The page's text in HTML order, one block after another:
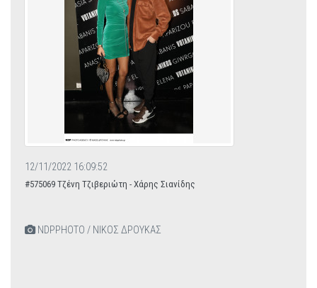
12/11/2022 16:09:52
#575069 Τζένη Τζιβεριώτη - Χάρης Σιανίδης
NDPPHOTO / ΝΙΚΟΣ ΔΡΟΥΚΑΣ